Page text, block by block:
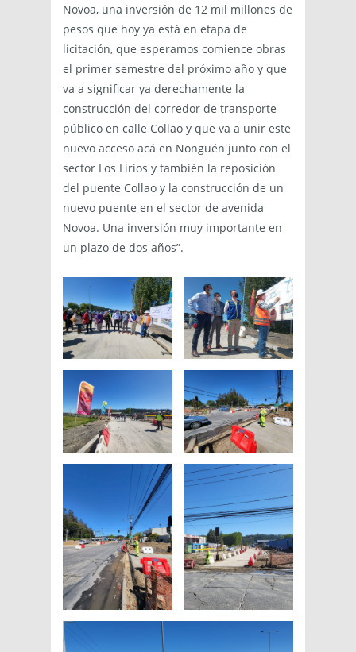
Novoa, una inversión de 12 mil millones de
pesos que hoy ya está en etapa de
licitación, que esperamos comience obras
el primer semestre del próximo año y que
va a significar ya derechamente la
construcción del corredor de transporte
público en calle Collao y que va a unir este
nuevo acceso acá en Nonguén junto con el
sector Los Lirios y también la reposición
del puente Collao y la construcción de un
nuevo puente en el sector de avenida
Novoa. Una inversión muy importante en
un plazo de dos años”.